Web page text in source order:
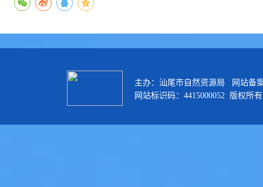
主办：汕尾市自然资源局 网站备
网站标识码：4415000052 版权所